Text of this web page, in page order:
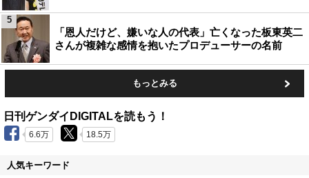
「恩人だけど、嫌いな人の代表」亡くなった板東英二
さんが複雑な感情を抱いたプロデューサーの名前
5
もっとみる
日刊ゲンダイDIGITALを読もう！
6.6万 18.5万
人気キーワード